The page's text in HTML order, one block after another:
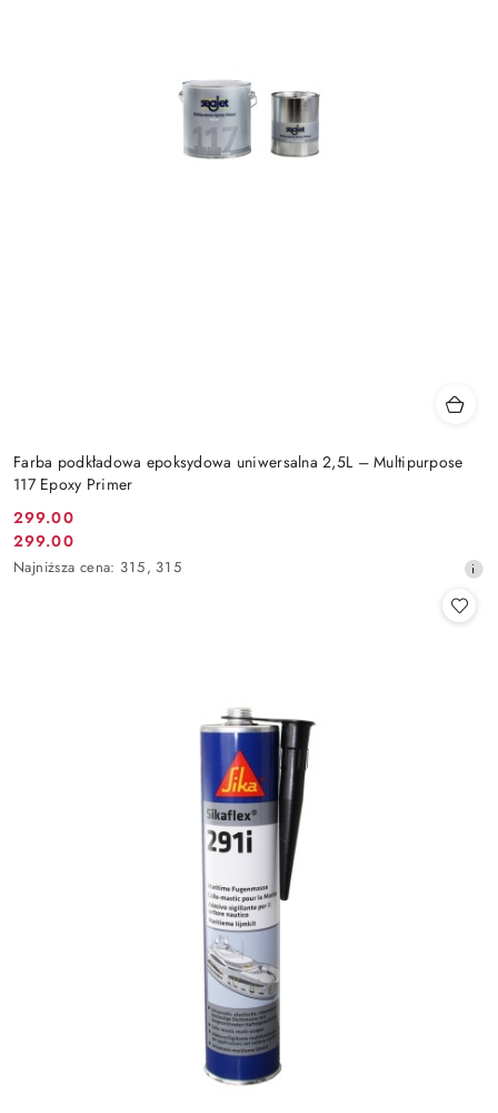
Farba podkładowa epoksydowa uniwersalna 2,5L – Multipurpose
117 Epoxy Primer
Cena
promocyjna:
299.00
Cena
promocyjna:
299.00
Najniższa
Najniższa cena: 315, 315